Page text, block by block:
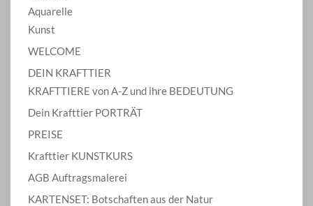
Aquarelle
Kunst
WELCOME
DEIN KRAFTTIER
KRAFTTIERE von A-Z und ihre BEDEUTUNG
Dein Krafttier PORTRÄT
PREISE
Krafttier KUNSTKURS
AGB Auftragsmalerei
KARTENSET: Botschaften aus der Natur